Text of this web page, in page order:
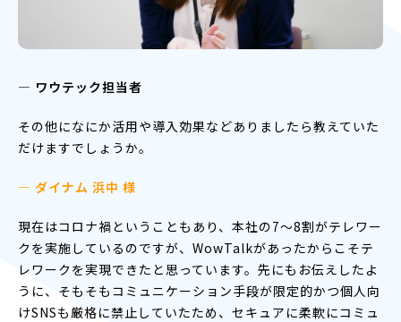
― ワウテック担当者
その他になにか活用や導入効果などありましたら教えていた
だけますでしょうか。
— ダイナム 浜中 様
現在はコロナ禍ということもあり、本社の7〜8割がテレワー
クを実施しているのですが、WowTalkがあったからこそテ
レワークを実現できたと思っています。先にもお伝えしたよ
うに、そもそもコミュニケーション手段が限定的かつ個人向
けSNSも厳格に禁止していたため、セキュアに柔軟にコミュ